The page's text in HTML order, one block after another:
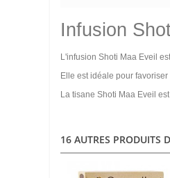
Infusion
L'infusion Shoti Maa Eveil
Elle est idéale pour
La tisane Shoti Maa Eveil
16 AUTRES PRODUITS